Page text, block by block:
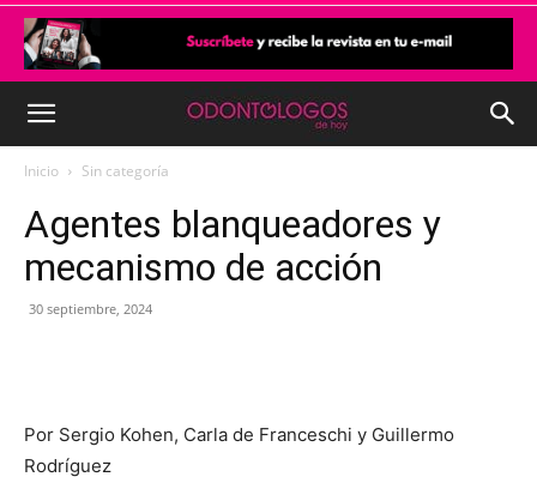
Inicio Sin categoría
Agentes blanqueadores y
mecanismo de acción
30 septiembre, 2024
Por Sergio Kohen, Carla de Franceschi y Guillermo
Rodríguez